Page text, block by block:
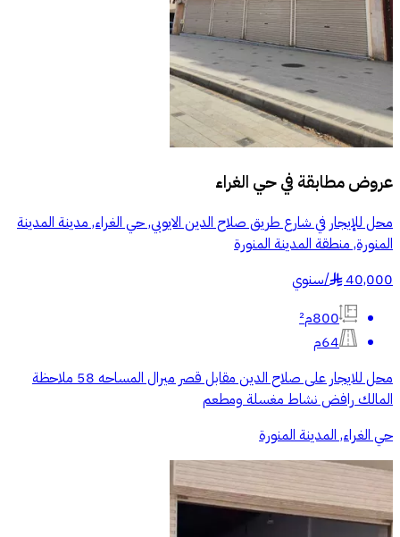
عروض مطابقة فيحي الغراء
محل للإيجار في شارع طريق صلاح الدين الايوبي, حي الغراء, مدينة المدينة
المنورة, منطقة المدينة المنورة
40,000
§
/سنوي
800م²
64م
محل للايجار على صلاح الدين مقابل قصر ميرال المساحه 58 ملاحظة
المالك رافض نشاط مغسلة ومطعم
حي الغراء, المدينة المنورة